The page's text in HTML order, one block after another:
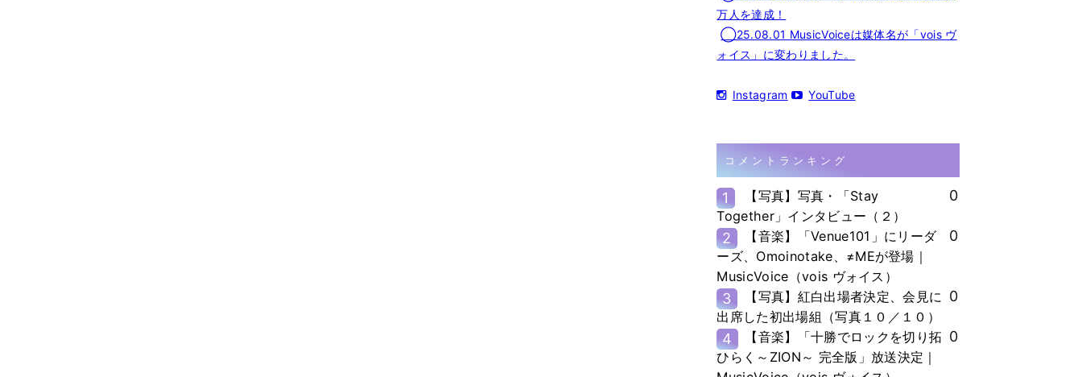
万人を達成！
◯25.08.01 MusicVoiceは媒体名が「vois ヴ
ォイス」に変わりました。
Instagram YouTube
コメントランキング
1
【写真】写真・「Stay
Together」インタビュー（２）
0
2
【音楽】「Venue101」にリーダ
ーズ、Omoinotake、≠MEが登場｜
MusicVoice（vois ヴォイス）
0
3
【写真】紅白出場者決定、会見に
出席した初出場組（写真１０／１０）
0
4
【音楽】「十勝でロックを切り拓
ひらく～ZION～ 完全版」放送決定｜
0